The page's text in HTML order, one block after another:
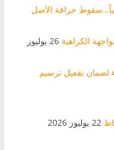
وراثياً…سقوط خرافة الأصل
الكراهية
26 يوليوز
لضمان تفعيل ترسيم
22 يوليوز 2026